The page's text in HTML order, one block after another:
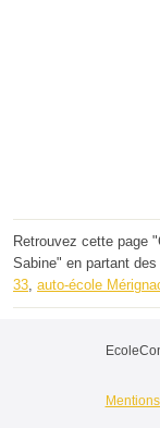
Retrouvez cette page
Sabine" en partant
33 auto-école